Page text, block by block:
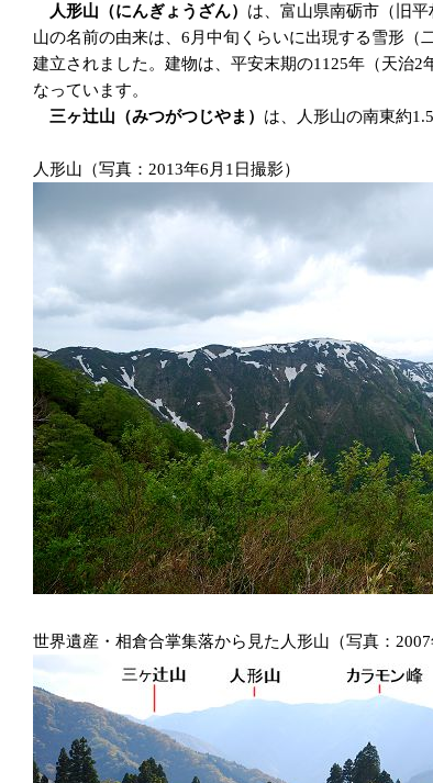
人形山 （にんぎょうざん） は、富山県南砺市（旧
山の名前の由来は、6月中旬くらいに出現する雪形
建立されました。建物は、平安末期の1125年（天治2
なっています。
三ヶ辻山（みつがつじやま） は、人形山の南東約
人形山（写真：2013年6月1日撮影）
世界遺産・相倉合掌集落から見た人形山（写真：2007